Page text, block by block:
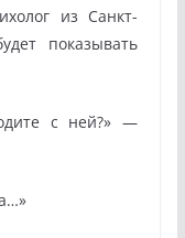
из Санкт-
показывать
с ней?» —